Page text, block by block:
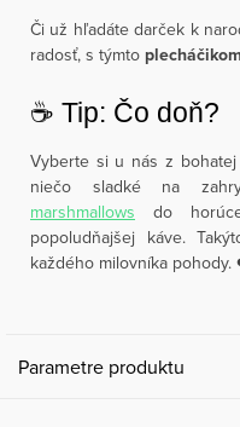
Či už hľadáte darček k
radosť, s týmto
☕️ Tip: Čo doň?
Vyberte si u nás z
niečo sladké na
marshmallows do
popoludňajšej káve.
každého milovníka
Parametre produktu